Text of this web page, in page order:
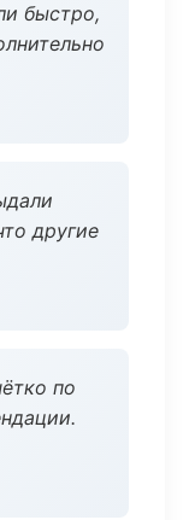
быстро,
другие
по